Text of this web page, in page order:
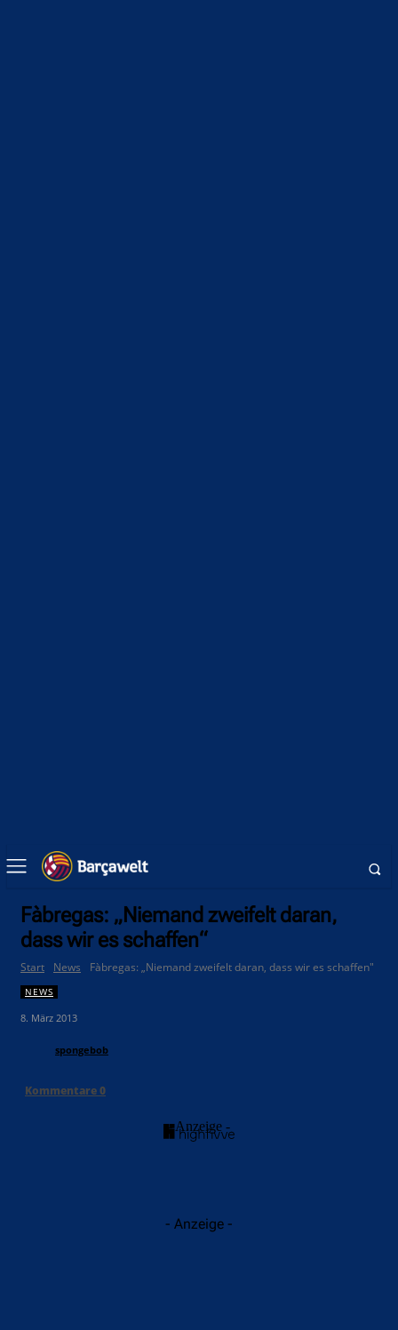
Fàbregas: „Niemand zweifelt daran,
dass wir es schaffen“
Start News Fàbregas: „Niemand zweifelt daran, dass wir es schaffen"
NEWS
8. März 2013
spongebob
Kommentare0
- Anzeige -
- Anzeige -